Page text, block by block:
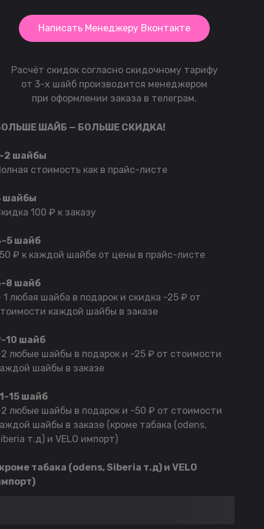
Написать Менеджеру Вконтакте
Расчёт скидок согласно скидочному тарифу
от 3-х шайб производится менеджером
при оформлении заказа в телеграм.
ШАЙБ — БОЛЬШЕ СКИДКА!
2 шайбы
стоимость как в прайс-листе
шайбы
100 ₽ к заказу
5 шайб
₽ к каждой шайбе от цены в прайс-листе
8 шайб
1 любая шайба в подарок и скидка -25 ₽ от
каждой шайбы в заказе
10 шайб
любые шайбы в подарок и -25 ₽ от стоимости
шайбы в заказе
15 шайб
любые шайбы в подарок и -50 ₽ от стоимости
шайбы в заказе (кроме табака (odens,
т.д) и VELO импорт)
табака (odens, Siberia т.д) и VELO